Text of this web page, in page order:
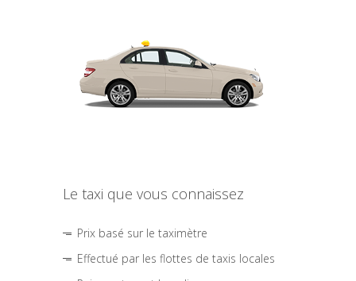
Le taxi que vous connaissez
Prix basé sur le taximètre
Effectué par les flottes de taxis locales